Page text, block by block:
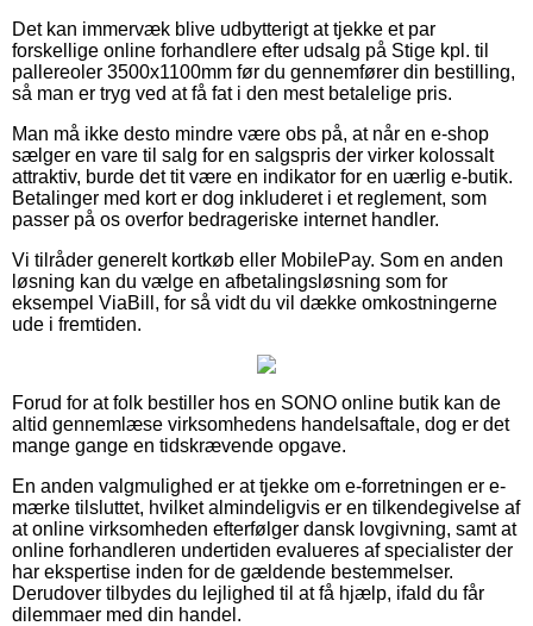
Det kan immervæk blive udbytterigt at tjekke et par
forskellige online forhandlere efter udsalg på Stige kpl. til
pallereoler 3500x1100mm før du gennemfører din bestilling,
så man er tryg ved at få fat i den mest betalelige pris.
Man må ikke desto mindre være obs på, at når en e-shop
sælger en vare til salg for en salgspris der virker kolossalt
attraktiv, burde det tit være en indikator for en uærlig e-butik.
Betalinger med kort er dog inkluderet i et reglement, som
passer på os overfor bedrageriske internet handler.
Vi tilråder generelt kortkøb eller MobilePay. Som en anden
løsning kan du vælge en afbetalingsløsning som for
eksempel ViaBill, for så vidt du vil dække omkostningerne
ude i fremtiden.
Forud for at folk bestiller hos en SONO online butik kan de
altid gennemlæse virksomhedens handelsaftale, dog er det
mange gange en tidskrævende opgave.
En anden valgmulighed er at tjekke om e-forretningen er e-
mærke tilsluttet, hvilket almindeligvis er en tilkendegivelse af
at online virksomheden efterfølger dansk lovgivning, samt at
online forhandleren undertiden evalueres af specialister der
har ekspertise inden for de gældende bestemmelser.
Derudover tilbydes du lejlighed til at få hjælp, ifald du får
dilemmaer med din handel.